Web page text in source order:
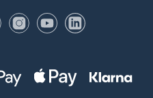
FacebookInstagram
YouTubeLinkedIn